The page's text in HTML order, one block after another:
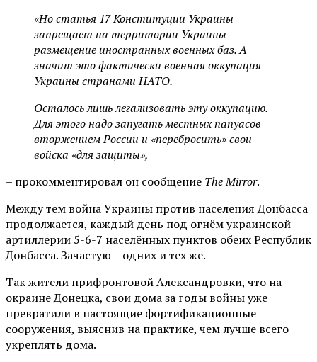
«Но статья 17 Конституции Украины
запрещает на территории Украины
размещение иностранных военных баз. А
значит это фактически военная оккупация
Украины странами НАТО.
Осталось лишь легализовать эту оккупацию.
Для этого надо запугать местных папуасов
вторжением России и «перебросить» свои
войска «для защиты»,
– прокомментировал он сообщение The Mirror.
Между тем война Украины против населения Донбасса
продолжается, каждый день под огнём украинской
артиллерии 5-6-7 населённых пунктов обеих Республик
Донбасса. Зачастую – одних и тех же.
Так жители прифронтовой Александровки, что на
окраине Донецка, свои дома за годы войны уже
превратили в настоящие фортификационные
сооружения, выяснив на практике, чем лучше всего
укреплять дома.